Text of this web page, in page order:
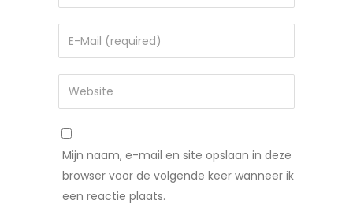
Mijn naam, e-mail en site opslaan in deze
browser voor de volgende keer wanneer ik
een reactie plaats.